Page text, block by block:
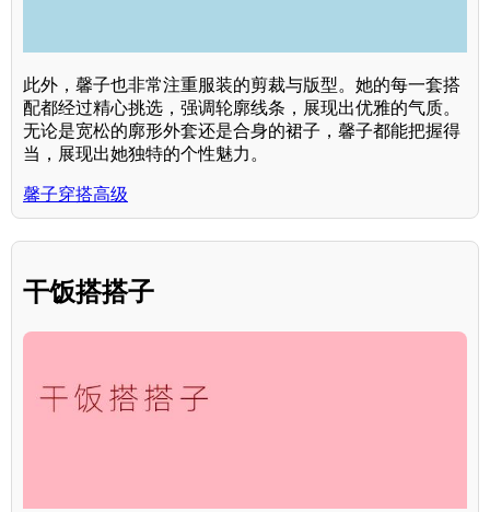
此外，馨子也非常注重服装的剪裁与版型。她的每一套搭
配都经过精心挑选，强调轮廓线条，展现出优雅的气质。
无论是宽松的廓形外套还是合身的裙子，馨子都能把握得
当，展现出她独特的个性魅力。
馨子穿搭高级
干饭搭搭子